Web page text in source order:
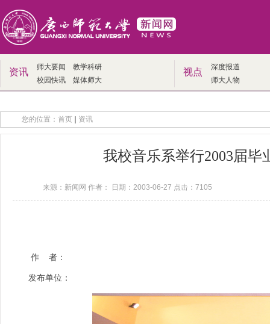
资讯 师大要闻
教学科研
校园快讯
媒体师大
视点
深度报道
师大人物
您的位置： 首页 资讯
我校音乐系举行2003届
来源：新闻网 作者： 日期：2003-06-27 点击： 7105
作 者：
发布单位：